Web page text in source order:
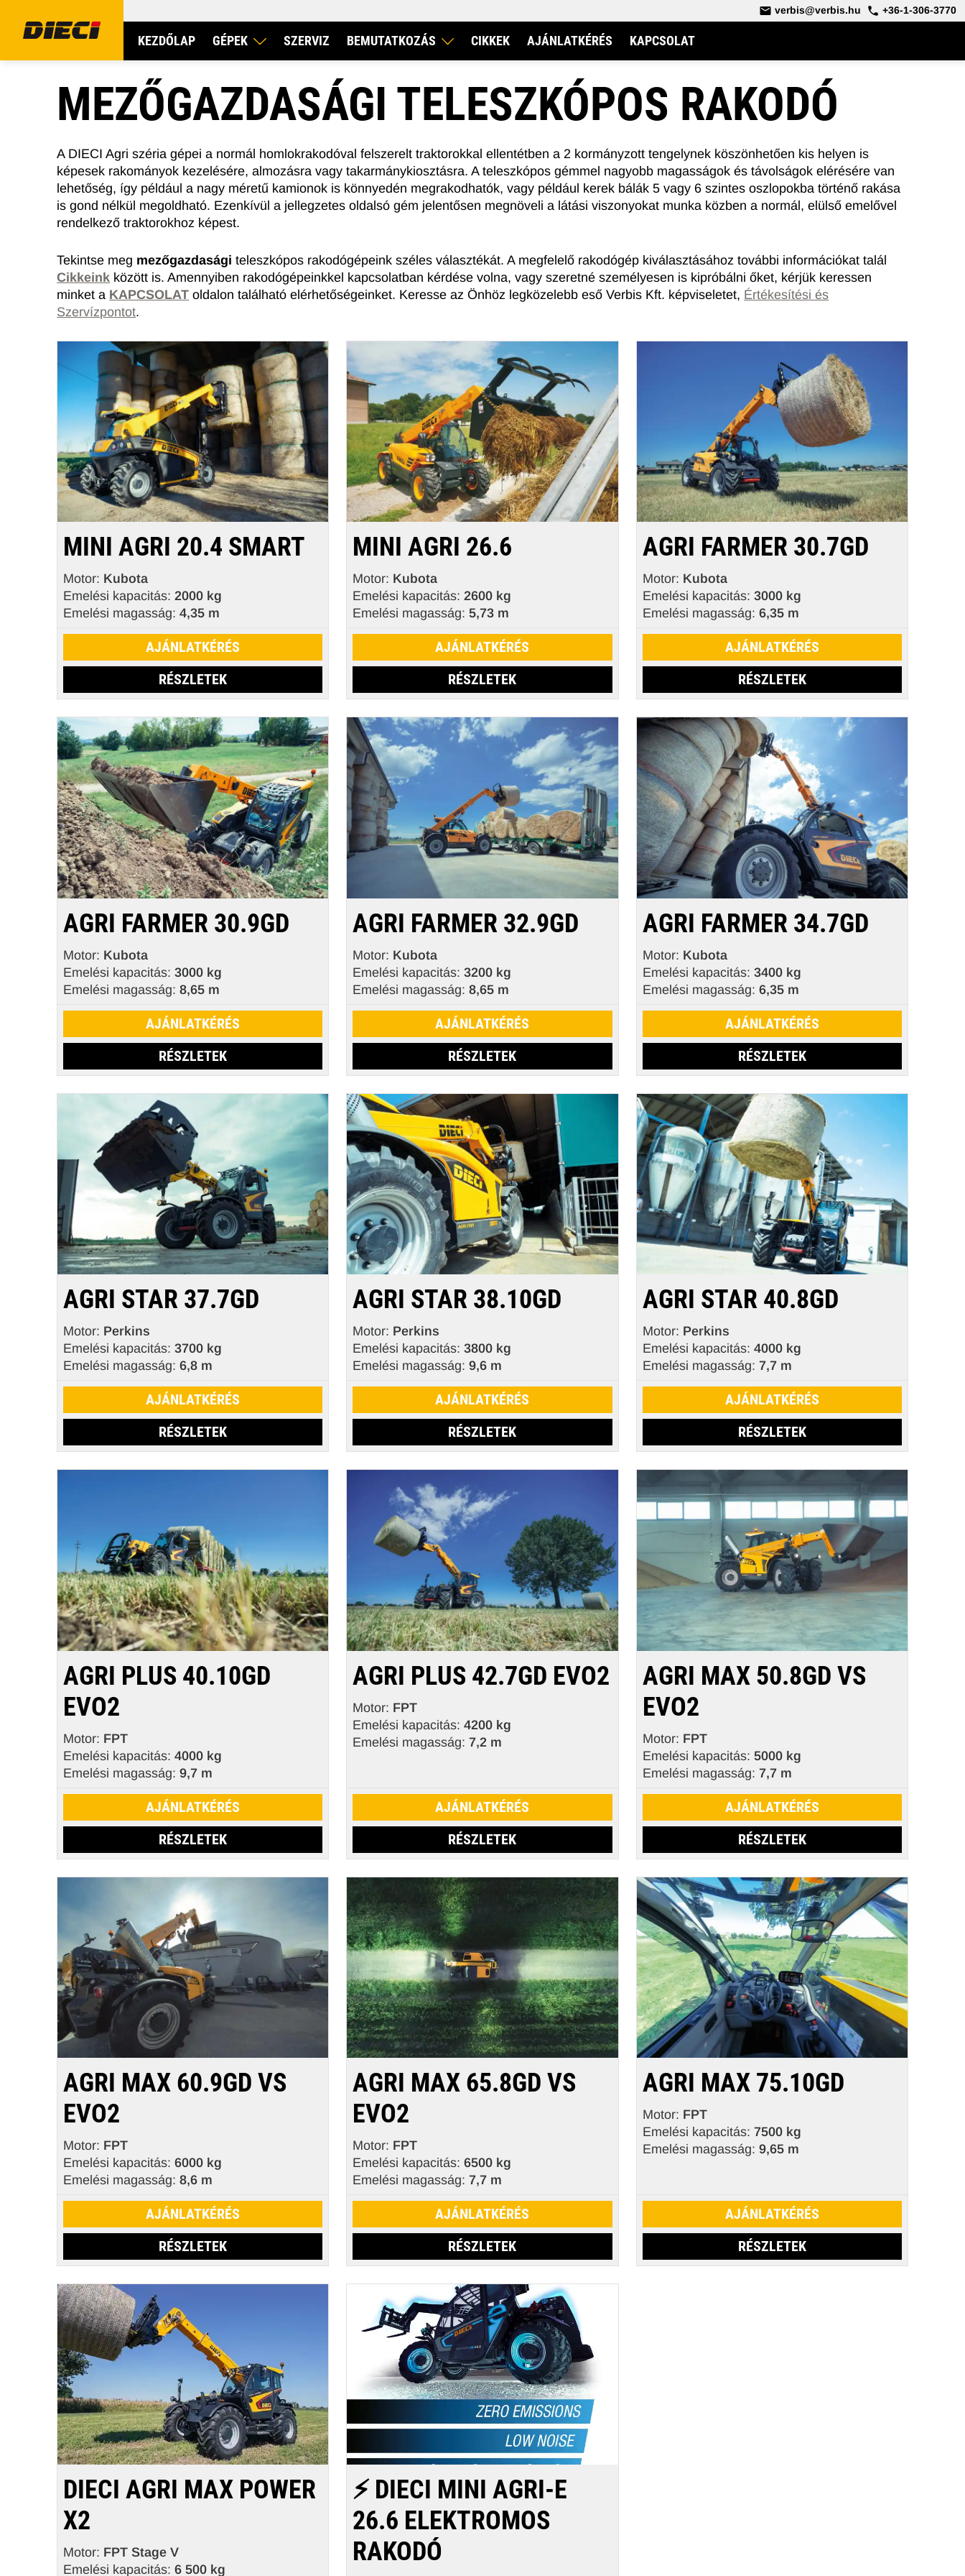
verbis@verbis.hu +36-1-306-3770
KEZDŐLAP GÉPEK
MEZŐGAZDASÁGI TELESZKÓPOS RAKODÓ
SZERVIZ BEMUTATKOZÁS
VERBIS KFT.
DIECI
CIKKEK AJÁNLATKÉRÉS KAPCSOLAT
MEZŐGAZDASÁGI TELESZKÓPOS RAKODÓ
A DIECI Agri széria gépei a normál homlokrakodóval felszerelt traktorokkal ellentétben a 2 kormányzott tengelynek köszönhetően kis helyen is
képesek rakományok kezelésére, almozásra vagy takarmánykiosztásra. A teleszkópos gémmel nagyobb magasságok és távolságok elérésére van
lehetőség, így például a nagy méretű kamionok is könnyedén megrakodhatók, vagy például kerek bálák 5 vagy 6 szintes oszlopokba történő rakása
is gond nélkül megoldható. Ezenkívül a jellegzetes oldalsó gém jelentősen megnöveli a látási viszonyokat munka közben a normál, elülső emelővel
rendelkező traktorokhoz képest.
Tekintse meg mezőgazdaságiteleszkópos rakodógépeink széles választékát. A megfelelő rakodógép kiválasztásához további információkat talál
Cikkeink között is. Amennyiben rakodógépeinkkel kapcsolatban kérdése volna, vagy szeretné személyesen is kipróbálni őket, kérjük keressen
minket a KAPCSOLAT oldalon található elérhetőségeinket. Keresse az Önhöz legközelebb eső Verbis Kft. képviseletet, Értékesítési és
Szervízpontot.
MINI AGRI 20.4 SMART
Motor: Kubota
Emelési kapacitás:2000 kg
Emelési magasság:4,35 m
AJÁNLATKÉRÉS
RÉSZLETEK
MINI AGRI 26.6
Motor: Kubota
Emelési kapacitás:2600 kg
Emelési magasság:5,73 m
AJÁNLATKÉRÉS
RÉSZLETEK
AGRI FARMER 30.7GD
Motor: Kubota
Emelési kapacitás: 3000 kg
Emelési magasság: 6,35 m
AJÁNLATKÉRÉS
RÉSZLETEK
AGRI FARMER 30.9GD
Motor: Kubota
Emelési kapacitás:3000 kg
Emelési magasság:8,65 m
AJÁNLATKÉRÉS
RÉSZLETEK
AGRI FARMER 32.9GD
Motor: Kubota
Emelési kapacitás:3200 kg
Emelési magasság:8,65 m
AJÁNLATKÉRÉS
RÉSZLETEK
AGRI FARMER 34.7GD
Motor: Kubota
Emelési kapacitás: 3400 kg
Emelési magasság: 6,35 m
AJÁNLATKÉRÉS
RÉSZLETEK
AGRI STAR 37.7GD
Motor: Perkins
Emelési kapacitás:3700 kg
Emelési magasság:6,8 m
AJÁNLATKÉRÉS
RÉSZLETEK
AGRI STAR 38.10GD
Motor: Perkins
Emelési kapacitás:3800 kg
Emelési magasság:9,6 m
AJÁNLATKÉRÉS
RÉSZLETEK
AGRI STAR 40.8GD
Motor: Perkins
Emelési kapacitás: 4000 kg
Emelési magasság: 7,7 m
AJÁNLATKÉRÉS
RÉSZLETEK
AGRI PLUS 40.10GD
EVO2
Motor: FPT
Emelési kapacitás:4000 kg
Emelési magasság:9,7 m
AJÁNLATKÉRÉS
RÉSZLETEK
AGRI PLUS 42.7GD EVO2
Motor: FPT
Emelési kapacitás:4200 kg
Emelési magasság:7,2 m
AJÁNLATKÉRÉS
RÉSZLETEK
AGRI MAX 50.8GD VS
EVO2
Motor: FPT
Emelési kapacitás: 5000 kg
Emelési magasság: 7,7 m
AJÁNLATKÉRÉS
RÉSZLETEK
AGRI MAX 60.9GD VS
EVO2
Motor: FPT
Emelési kapacitás:6000 kg
Emelési magasság:8,6 m
AJÁNLATKÉRÉS
RÉSZLETEK
AGRI MAX 65.8GD VS
EVO2
Motor: FPT
Emelési kapacitás:6500 kg
Emelési magasság:7,7 m
AJÁNLATKÉRÉS
RÉSZLETEK
AGRI MAX 75.10GD
Motor: FPT
Emelési kapacitás: 7500 kg
Emelési magasság: 9,65 m
AJÁNLATKÉRÉS
RÉSZLETEK
DIECI AGRI MAX POWER
X2
Motor: FPT Stage V
Emelési kapacitás:6 500 kg
⚡ DIECI MINI AGRI-E
26.6 ELEKTROMOS
RAKODÓ